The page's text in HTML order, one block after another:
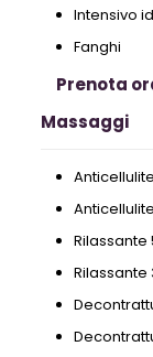
Intensivo
Fanghi
Prenota
Massaggi
Rilassante
Rilassante